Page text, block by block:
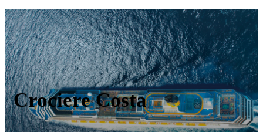
Crociere Costa